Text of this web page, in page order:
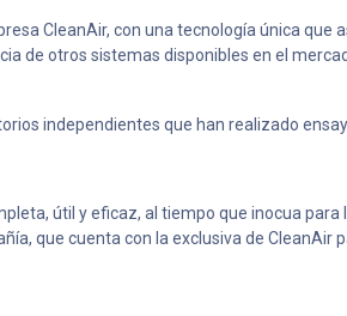
CleanAir, con una tecnología única
de otros sistemas disponibles en el
independientes que han realizado
útil y eficaz, al tiempo que inocua
que cuenta con la exclusiva de